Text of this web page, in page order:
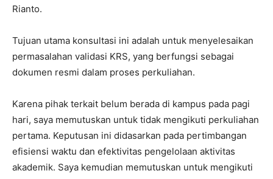
Rianto.
Tujuan utama konsultasi ini adalah untuk menyelesaikan
permasalahan validasi KRS, yang berfungsi sebagai
dokumen resmi dalam proses perkuliahan.
Karena pihak terkait belum berada di kampus pada pagi
hari, saya memutuskan untuk tidak mengikuti perkuliahan
pertama. Keputusan ini didasarkan pada pertimbangan
efisiensi waktu dan efektivitas pengelolaan aktivitas
akademik. Saya kemudian memutuskan untuk mengikuti